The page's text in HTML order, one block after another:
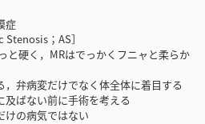
症
；AS］
硬く，MRはでっかくフニャと柔らか
病変だけでなく体全体に着目する
ばない前に手術を考える
の病気ではない